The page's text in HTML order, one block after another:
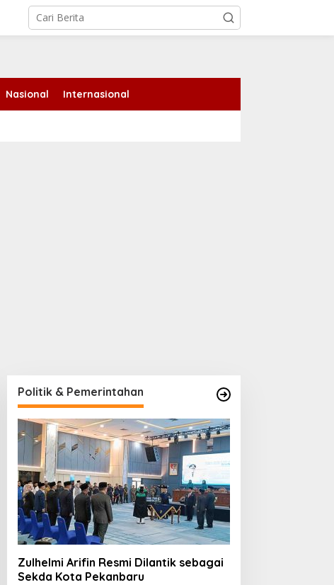
Nasional Internasional
Politik & Pemerintahan
Zulhelmi Arifin Resmi Dilantik sebagai
Sekda Kota Pekanbaru